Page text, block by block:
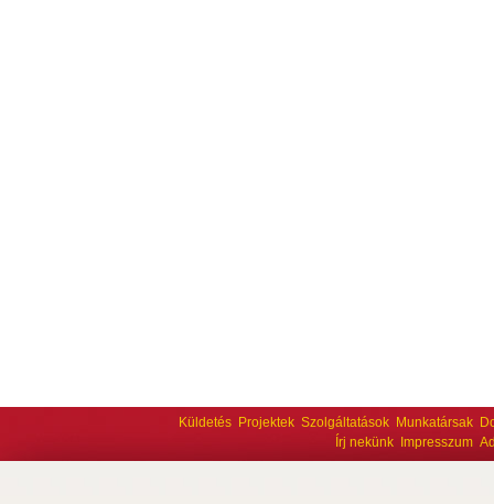
Küldetés Projektek Szolgáltatások Munkatársak
Írj nekünk
Impresszum